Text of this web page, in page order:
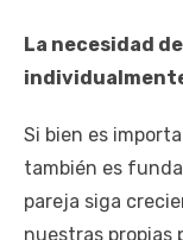
La necesidad
Si bien es
también es
pareja siga
nuestras propias